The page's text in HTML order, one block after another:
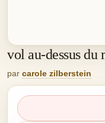
vol au-dessus du
par carole zilberstein